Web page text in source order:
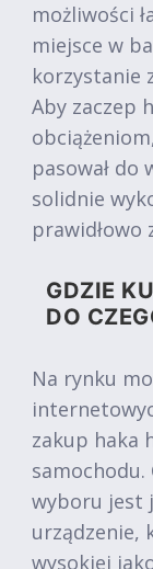
możliwości
miejsce w
korzystanie
Aby zaczep
pasował do
solidnie
prawidłowo
GDZIE
DO
Na rynku
zakup haka
wyboru jest
urządzenie,
wysokiej